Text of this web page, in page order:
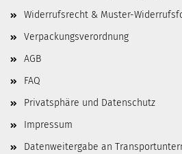
Widerrufsrecht & Muster-
Verpackungsverordnung
AGB
FAQ
Privatsphäre und Datenschutz
Impressum
Datenweitergabe an